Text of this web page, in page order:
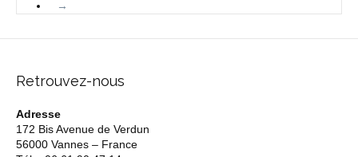
→
Retrouvez-nous
Adresse
172 Bis Avenue de Verdun
56000 Vannes – France